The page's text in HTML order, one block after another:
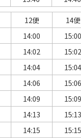
12便 14便
14:00 15:00
14:02 15:02
14:04 15:04
14:06 15:06
14:09 15:09
14:13 15:13
14:15 15:15